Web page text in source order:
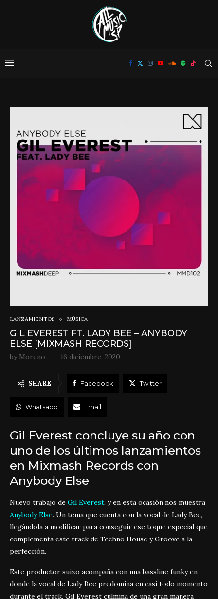
LANZAMIENTOS MÚSICA
GIL EVEREST FT. LADY BEE – ANYBODY
ELSE [MIXMASH RECORDS]
by Moreno 16 diciembre, 2020
SHARE Facebook Twitter
Whatsapp Email
Gil Everest concluye su año con
uno de los últimos lanzamientos
en Mixmash Records con
Anybody Else
Nuevo trabajo de Gil Everest, y en esta ocasión nos muestra
Anybody Else. Un tema que cuenta con la vocal de Lady Bee,
llegándola a modificar para conseguir ese toque especial que
complementa este track de Techno House y Groove a la
perfección.
Este productor suizo acompaña con una bassline funky en
donde la vocal de Lady Bee predomina en casi todo momento
durante el track. Gil Everest culmina de una gran manera